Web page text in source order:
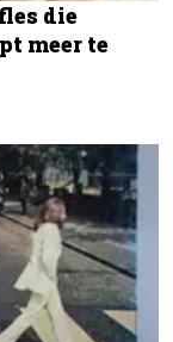
die
meer te